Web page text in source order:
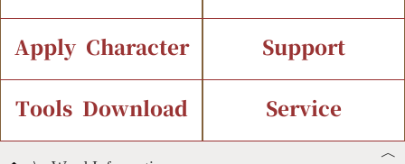
Introduction Current Status
Chinese Code Status
IDS Query
Components Query
Apply Character
Application Process
Support
Font Instant Display
Tools Download Service
︿